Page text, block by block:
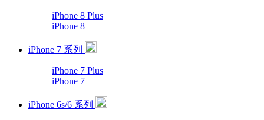
iPhone 8 Plus
iPhone 8
iPhone 7 系列
iPhone 7 Plus
iPhone 7
iPhone 6s/6 系列